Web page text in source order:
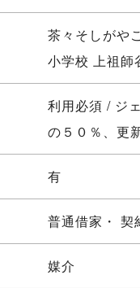
茶々そしがや
小学校 上祖
利用必須 / ジ
の５０％、更
有
普通借家・ 契
媒介